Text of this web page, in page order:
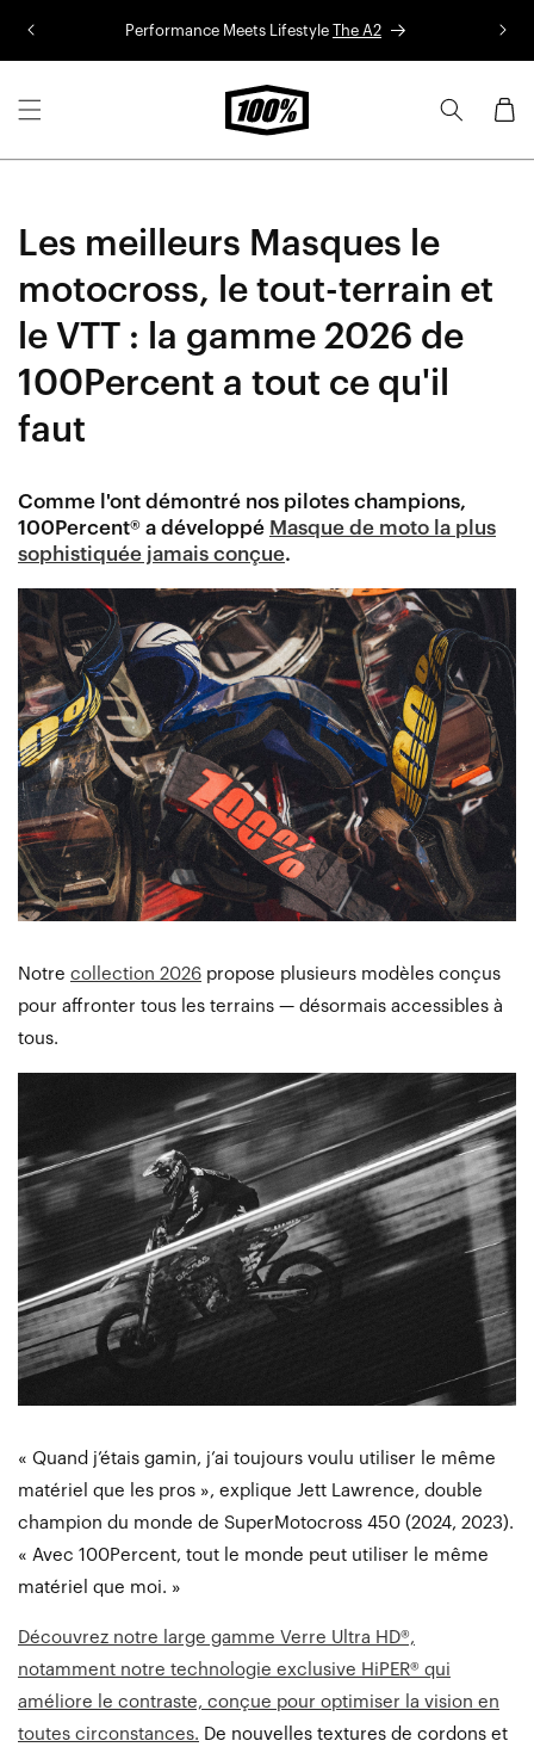
Performance Meets Lifestyle The A2
Panier
Les meilleurs Masques le
motocross, le tout-terrain et
le VTT : la gamme 2026 de
100Percent a tout ce qu'il
faut
Comme l'ont démontré nos pilotes champions,
100Percent® a développé Masque de moto la plus
sophistiquée jamais conçue.
Notre collection 2026 propose plusieurs modèles conçus
pour affronter tous les terrains — désormais accessibles à
tous.
« Quand j’étais gamin, j’ai toujours voulu utiliser le même
matériel que les pros », explique Jett Lawrence, double
champion du monde de SuperMotocross 450 (2024, 2023).
« Avec 100Percent, tout le monde peut utiliser le même
matériel que moi. »
Découvrez notre large gamme Verre Ultra HD®,
notamment notre technologie exclusive HiPER® qui
améliore le contraste, conçue pour optimiser la vision en
toutes circonstances. De nouvelles textures de cordons et